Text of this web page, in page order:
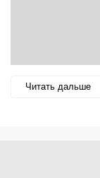
Читать дальше